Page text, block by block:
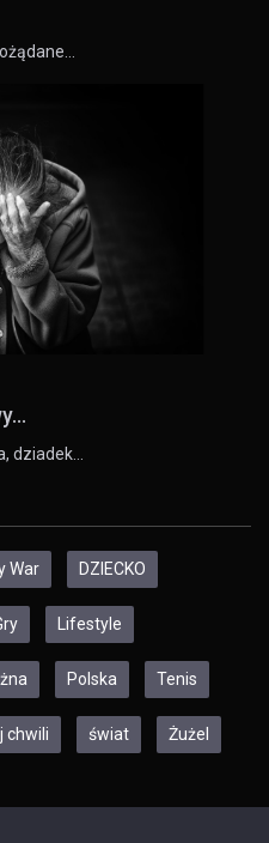
dziadek…
War DZIECKO
Lifestyle
Polska Tenis
chwili świat Żużel